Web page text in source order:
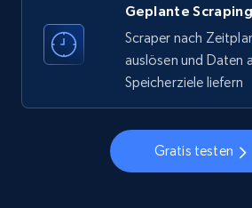
verified, and more.
22.4K+ 3.5K+
Instagram - Profiles - Collect
information by user name
Geplante
Scraper nach
auslösen und Daten
Speicherziele liefern
Gratis testen